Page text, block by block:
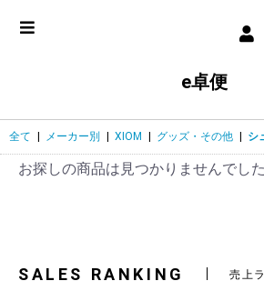
e卓便
全て メーカー別 XIOM グッズ・その他 シ
お探しの商品は見つかりませんでした
SALES RANKING 売上